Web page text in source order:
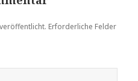
Erforderliche Felder